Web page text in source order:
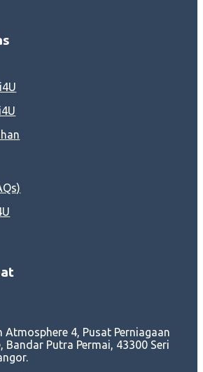
Atmosphere 4, Pusat Perniagaan
Bandar Putra Permai, 43300 Seri